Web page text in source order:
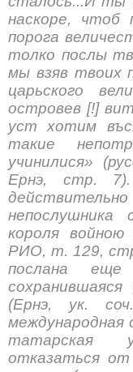
наскоре,
порога
толко послы
мы взяв твоих
царьского
островев [!]
уст хотим
такие
учинилися»
Ернэ, стр.
непослушника
короля войною
РИО, т. 129,
послана еще
(Ернэ, ук.
международная
татарская
отказаться от